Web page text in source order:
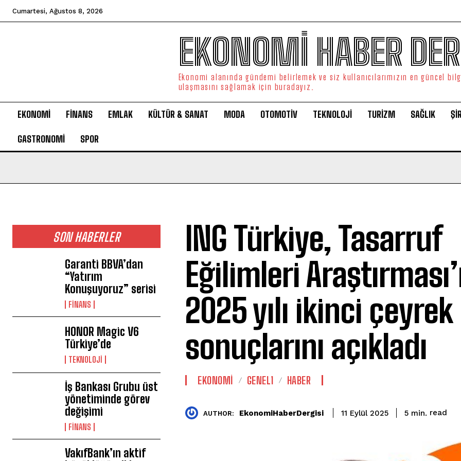
Cumartesi, Ağustos 8, 2026
EKONOMİ HABER
Ekonomi alanında gündemi belirlemek ve siz kullanıcılarımızın en güncel
ulaşmasını sağlamak için buradayız.
EKONOMİ FİNANS EMLAK KÜLTÜR & SANAT MODA OTOMOTİV TEKNOLOJİ TURİZM SAĞLIK
GASTRONOMİ SPOR
SON HABERLER
Garanti BBVA’dan
“Yatırım
Konuşuyoruz” serisi
FİNANS
HONOR Magic V6
Türkiye’de
TEKNOLOJİ
İş Bankası Grubu üst
yönetiminde görev
değişimi
FİNANS
VakıfBank’ın aktif
ING Türkiye, Tasarruf
Eğilimleri
2025 yılı ikinci çeyrek
sonuçlarını açıkladı
EKONOMİ GENEL1 HABER
AUTHOR: EkonomiHaberDergisi 11 Eylül 2025 5 min. read